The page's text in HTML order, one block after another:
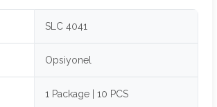
SLC 4041
Opsiyonel
1 Package | 10 PCS